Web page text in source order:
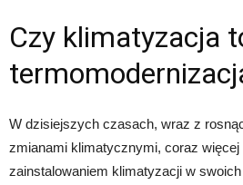
Czy klimatyzacja
W dzisiejszych czasach, wraz z
zmianami klimatycznymi, coraz
zainstalowaniem klimatyzacji w